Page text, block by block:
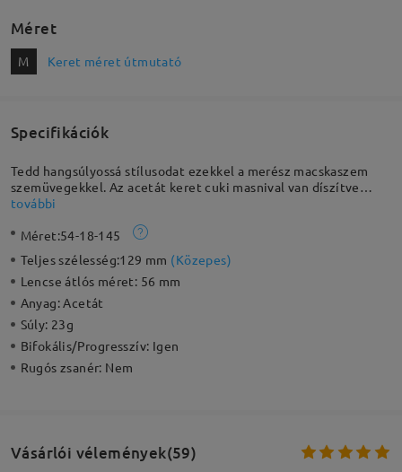
Méret
M Keret méret útmutató
Specifikációk
Tedd hangsúlyossá stílusodat ezekkel a merész macskaszem
szemüvegekkel. Az acetát keret cuki masnival van díszítve
mindkét szárán, növelve ezzel a megjelenésed egyediségét.
további
Méret:54-18-145
Teljes szélesség:129 mm (Közepes)
Lencse átlós méret: 56 mm
Anyag:Acetát
Súly: 23g
Bifokális/Progresszív: Igen
Rugós zsanér: Nem
Vásárlói vélemények(59)